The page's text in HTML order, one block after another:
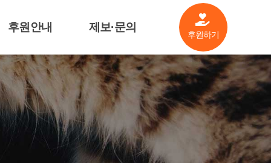
후원안내
살림공개
후원기업소개
기금안내
관련자료
제보·문의
제보·문의
후원하기